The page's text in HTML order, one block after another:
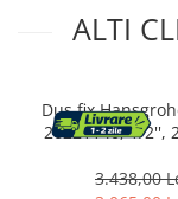
ALTI
Dus fix
26221140, 1/2'',
anti-calcar,
3.438,00